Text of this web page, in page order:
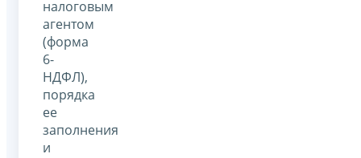
налоговым
агентом
(форма
6-
НДФЛ),
порядка
ее
заполнения
и